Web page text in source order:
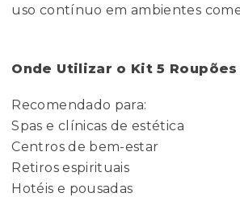
uso contínuo em ambientes
Onde Utilizar o Kit 5 Roupões
Recomendado para:
Spas e clínicas de estética
Centros de bem-estar
Retiros espirituais
Hotéis e pousadas